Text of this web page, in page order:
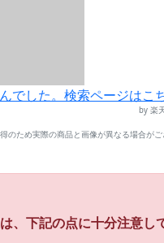
でした。検索ページはこ
by 楽
のため実際の商品と画像が異なる場合がご
、下記の点に十分注意し